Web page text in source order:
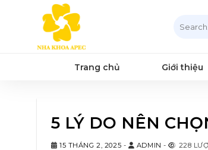
for:
Trang chủ Giới thiệu
5 LÝ DO NÊN
15 THÁNG 2, 2025 - ADMIN - 228